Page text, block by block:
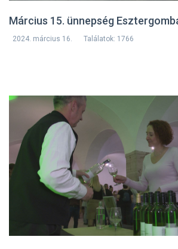
Március 15. ünnepség
2024. március 16. Találatok: 1766